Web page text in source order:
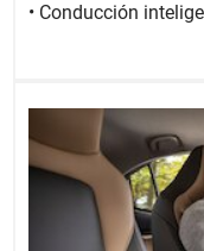
• Conducción